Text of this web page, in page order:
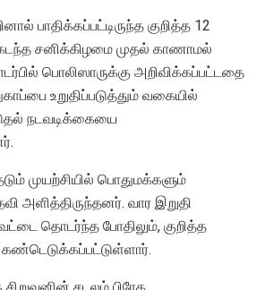
பாதிக்கப்பட்டிருந்த குறித்த 12
சனிக்கிழமை முதல் காணாமல்
பொலிஸாருக்கு அறிவிக்கப்பட்டதை
உறுதிப்படுத்தும் வகையில்
நடவடிக்கையை
முயற்சியில் பொதுமக்களும்
அளித்திருந்தனர். வார இறுதி
தொடர்ந்த போதிலும், குறித்த